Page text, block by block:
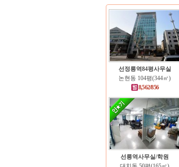
선정릉역84평사무실
논현동 104평(344㎡)
8,562/856
선릉역사무실/학원